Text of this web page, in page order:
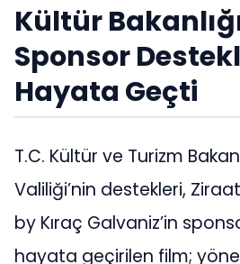
Kültür
Sponsor
Hayata Geçti
T.C. Kültür ve Turizm
Valiliği’nin destekleri,
by Kıraç Galvaniz’in
hayata geçirilen film;